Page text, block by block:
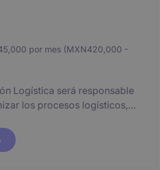
por mes (MXN420,000 -
Logística será responsable
los procesos logísticos,
Este puesto requiere
planificación y ejecución en el